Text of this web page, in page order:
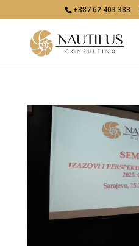
+387 62 403 383